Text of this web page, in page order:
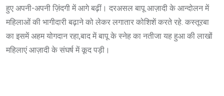
हुए अपनी-अपनी ज़िंदगी में आगे बढ़ीं। दरअसल बापू आज़ादी के आन्दोलन में
महिलाओं की भागीदारी बढ़ाने को लेकर लगातार कोशिशें करते रहे. कस्तूरबा
का इसमें अहम योगदान रहा,बाद में बापू के स्नेह का नतीजा यह हुआ की लाखों
महिलाएं आज़ादी के संघर्ष में कूद पड़ी।